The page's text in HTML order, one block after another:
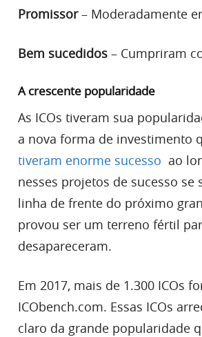
Promissor– Moderadamente
Bem sucedidos – Cumpriram
A crescente popularidade
As ICOs tiveram sua
a nova forma de investimento
tiveram enorme sucesso ao
nesses projetos de sucesso
linha de frente do próximo
provou ser um terreno fértil
desapareceram.
Em 2017, mais de 1.300 ICOs
ICObench.com. Essas ICOs
claro da grande popularidade